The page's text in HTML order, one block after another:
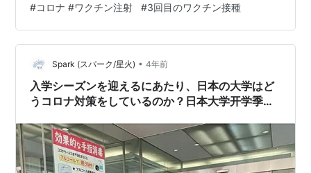
（9月末） ファイザー（昨日、4/9） ちなみに、いずれ
も接種時間は15時から16時ごろ 昨日も16時からの予約。
前回、前々回の職域接種は電車を乗り継いで35分はかか
る場所 昨日は自転車で15分くらいの大阪駅近くのクリニ
ック ここの体力消費も、同じくらい？…
#コロナ #ワクチン注射 #3回目のワクチン接種
Spark (スパーク/星火) • 4年前
入学シーズンを迎えるにあたり、日本の大学はど
うコロナ対策をしているのか？日本大学开学季，